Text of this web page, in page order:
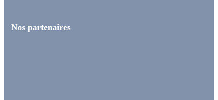
Nos partenaires